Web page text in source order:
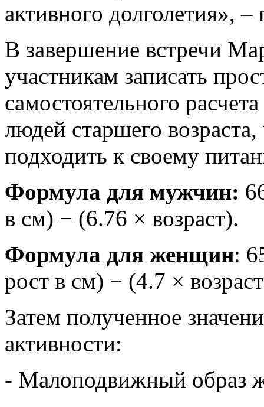
активного долголетия», –
В завершение встречи
участникам записать
самостоятельного
людей старшего
подходить к своему
Формула для мужчин:
в см) − (6.76 × возраст).
Формула для женщин:
рост в см) − (4.7 ×
Затем полученное
активности:
- Малоподвижный образ